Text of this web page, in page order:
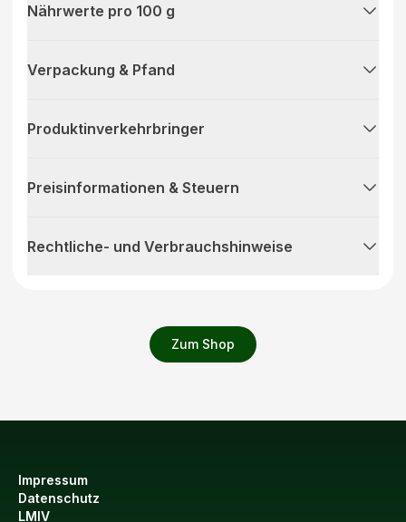
Zum Shop
Nährwerte pro 100 g
Verpackung & Pfand
Produktinverkehrbringer
Preisinformationen & Steuern
Rechtliche- und Verbrauchshinweise
Impressum
Datenschutz
LMIV